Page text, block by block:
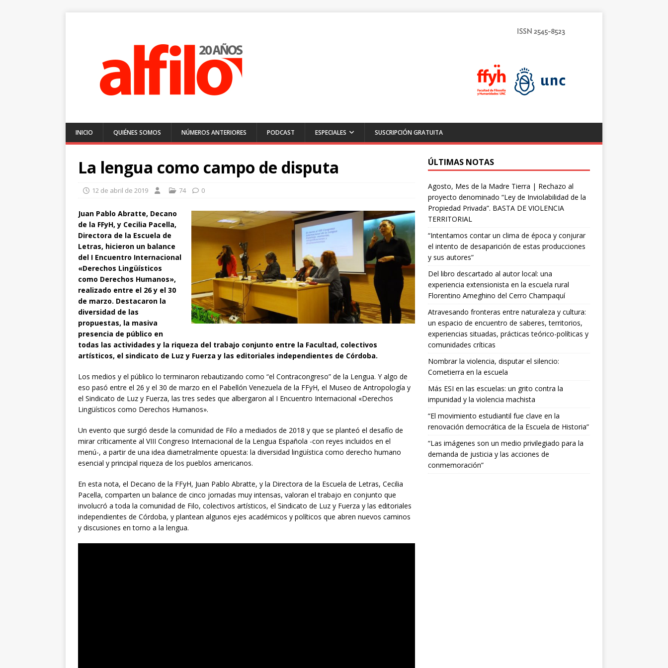
INICIO QUIÉNES SOMOS NÚMEROS ANTERIORES PODCAST ESPECIALES SUSCRIPCIÓN GRATUITA
La lengua como campo de disputa
12 de abril de 2019 74 0
Juan Pablo Abratte, Decano
de la FFyH, y Cecilia Pacella,
Directora de la Escuela de
Letras, hicieron un balance
del I Encuentro Internacional
«Derechos Lingüísticos
como Derechos Humanos»,
realizado entre el 26 y el 30
de marzo. Destacaron la
diversidad de las
propuestas, la masiva
presencia de público en
todas las actividades y la riqueza del trabajo conjunto entre la Facultad, colectivos
artísticos, el sindicato de Luz y Fuerza y las editoriales independientes de Córdoba.
Los medios y el público lo terminaron rebautizando como “el Contracongreso” de la Lengua. Y algo de
eso pasó entre el 26 y el 30 de marzo en el Pabellón Venezuela de la FFyH, el Museo de Antropología y
el Sindicato de Luz y Fuerza, las tres sedes que albergaron al I Encuentro Internacional «Derechos
Lingüísticos como Derechos Humanos».
Un evento que surgió desde la comunidad de Filo a mediados de 2018 y que se planteó el desafío de
mirar críticamente al VIII Congreso Internacional de la Lengua Española -con reyes incluidos en el
menú-, a partir de una idea diametralmente opuesta: la diversidad lingüística como derecho humano
esencial y principal riqueza de los pueblos americanos.
En esta nota, el Decano de la FFyH, Juan Pablo Abratte, y la Directora de la Escuela de Letras, Cecilia
Pacella, comparten un balance de cinco jornadas muy intensas, valoran el trabajo en conjunto que
involucró a toda la comunidad de Filo, colectivos artísticos, el Sindicato de Luz y Fuerza y las editoriales
independientes de Córdoba, y plantean algunos ejes académicos y políticos que abren nuevos caminos
y discusiones en torno a la lengua.
ÚLTIMAS NOTAS
Agosto, Mes de la Madre Tierra | Rechazo al
proyecto denominado “Ley de Inviolabilidad de la
Propiedad Privada”. BASTA DE VIOLENCIA
TERRITORIAL
“Intentamos contar un clima de época y conjurar
el intento de desaparición de estas producciones
y sus autores”
Del libro descartado al autor local: una
experiencia extensionista en la escuela rural
Florentino Ameghino del Cerro Champaquí
Atravesando fronteras entre naturaleza y cultura:
un espacio de encuentro de saberes, territorios,
experiencias situadas, prácticas teórico-políticas y
comunidades críticas
Nombrar la violencia, disputar el silencio:
Cometierra en la escuela
Más ESI en las escuelas: un grito contra la
impunidad y la violencia machista
“El movimiento estudiantil fue clave en la
renovación democrática de la Escuela de Historia”
“Las imágenes son un medio privilegiado para la
demanda de justicia y las acciones de
conmemoración”